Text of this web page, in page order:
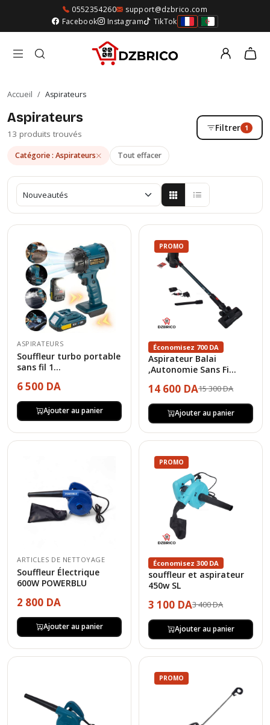
0552354260
support@dzbrico.com
Facebook
Instagram TikTok
Accueil / Aspirateurs
Aspirateurs
13 produits trouvés
Filtrer 1
Catégorie : Aspirateurs Tout effacer
ASPIRATEURS
Souffleur turbo portable
sans fil 1...
6 500 DA
Ajouter au panier
PROMO
Économisez 700 DA
Aspirateur Balai
,Autonomie Sans Fi...
14 600 DA15 300 DA
Ajouter au panier
ARTICLES DE NETTOYAGE
Souffleur Électrique
600W POWERBLU
2 800 DA
Ajouter au panier
PROMO
Économisez 300 DA
souffleur et aspirateur
450w SL
3 100 DA3 400 DA
Ajouter au panier
PROMO